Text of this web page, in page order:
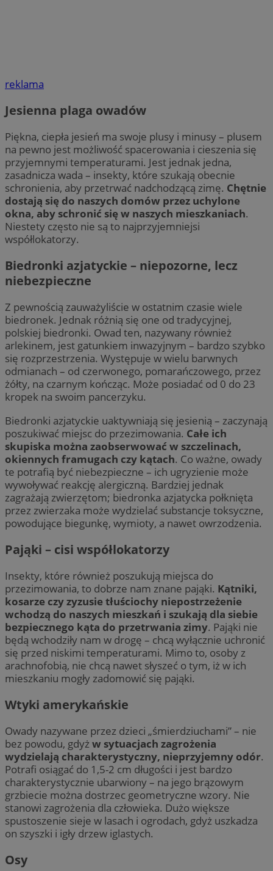
reklama
Jesienna plaga owadów
Piękna, ciepła jesień ma swoje plusy i minusy – plusem
na pewno jest możliwość spacerowania i cieszenia się
przyjemnymi temperaturami. Jest jednak jedna,
zasadnicza wada – insekty, które szukają obecnie
schronienia, aby przetrwać nadchodzącą zimę. Chętnie
dostają się do naszych domów przez uchylone
okna, aby schronić się w naszych mieszkaniach.
Niestety często nie są to najprzyjemniejsi
współlokatorzy.
Biedronki azjatyckie – niepozorne, lecz
niebezpieczne
Z pewnością zauważyliście w ostatnim czasie wiele
biedronek. Jednak różnią się one od tradycyjnej,
polskiej biedronki. Owad ten, nazywany również
arlekinem, jest gatunkiem inwazyjnym – bardzo szybko
się rozprzestrzenia. Występuje w wielu barwnych
odmianach – od czerwonego, pomarańczowego, przez
żółty, na czarnym kończąc. Może posiadać od 0 do 23
kropek na swoim pancerzyku.
Biedronki azjatyckie uaktywniają się jesienią – zaczynają
poszukiwać miejsc do przezimowania. Całe ich
skupiska można zaobserwować w szczelinach,
okiennych framugach czy kątach. Co ważne, owady
te potrafią być niebezpieczne – ich ugryzienie może
wywoływać reakcję alergiczną. Bardziej jednak
zagrażają zwierzętom; biedronka azjatycka połknięta
przez zwierzaka może wydzielać substancje toksyczne,
powodujące biegunkę, wymioty, a nawet owrzodzenia.
Pająki – cisi współlokatorzy
Insekty, które również poszukują miejsca do
przezimowania, to dobrze nam znane pająki. Kątniki,
kosarze czy zyzusie tłuściochy niepostrzeżenie
wchodzą do naszych mieszkań i szukają dla siebie
bezpiecznego kąta do przetrwania zimy. Pająki nie
będą wchodziły nam w drogę – chcą wyłącznie uchronić
się przed niskimi temperaturami. Mimo to, osoby z
arachnofobią, nie chcą nawet słyszeć o tym, iż w ich
mieszkaniu mogły zadomowić się pająki.
Wtyki amerykańskie
Owady nazywane przez dzieci „śmierdziuchami” – nie
bez powodu, gdyżw sytuacjach zagrożenia
wydzielają charakterystyczny, nieprzyjemny odór.
Potrafi osiągać do 1,5-2 cm długości i jest bardzo
charakterystycznie ubarwiony – na jego brązowym
grzbiecie można dostrzec geometryczne wzory. Nie
stanowi zagrożenia dla człowieka. Dużo większe
spustoszenie sieje w lasach i ogrodach, gdyż uszkadza
on szyszki i igły drzew iglastych.
Osy